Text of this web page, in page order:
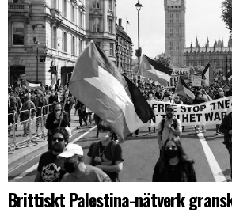
Brittiskt Palestina-nätverk